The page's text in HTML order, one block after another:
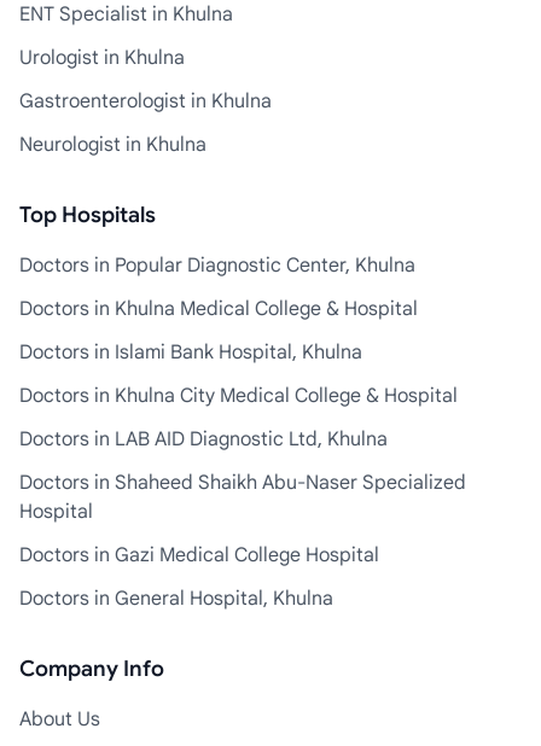
ENT Specialist in Khulna
Urologist in Khulna
Gastroenterologist in Khulna
Neurologist in Khulna
Top Hospitals
Doctors in Popular Diagnostic Center, Khulna
Doctors in Khulna Medical College & Hospital
Doctors in Islami Bank Hospital, Khulna
Doctors in Khulna City Medical College & Hospital
Doctors in LAB AID Diagnostic Ltd, Khulna
Doctors in Shaheed Shaikh Abu-Naser Specialized
Hospital
Doctors in Gazi Medical College Hospital
Doctors in General Hospital, Khulna
Company Info
About Us